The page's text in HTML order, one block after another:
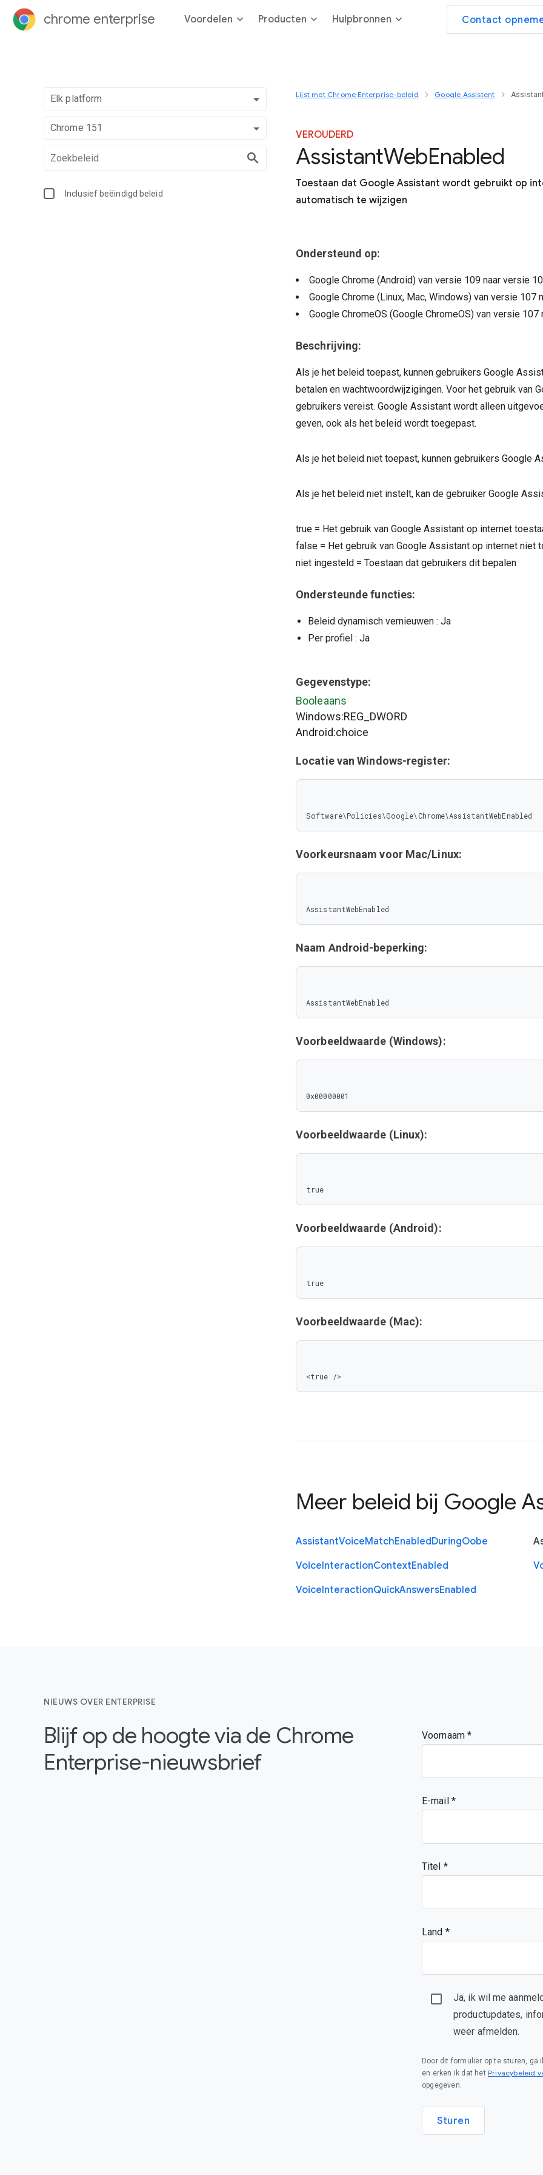
chrome enterprise Voordelen Producten Hulpbronnen Contact
Elk platform
Chrome 151
Inclusief beëindigd beleid
Lijst met Chrome Enterprise-beleid Google Assistent
VEROUDERD
AssistantWebEnabled
Toestaan dat Google Assistant wordt gebruikt op
automatisch te wijzigen
Ondersteund op:
Google Chrome (Android) van versie 109 naar versie
Google Chrome (Linux, Mac, Windows) van versie 107
Google ChromeOS (Google ChromeOS) van versie 107
Beschrijving:
Als je het beleid toepast, kunnen gebruikers Google
betalen en wachtwoordwijzigingen. Voor het gebruik van
gebruikers vereist. Google Assistant wordt alleen
geven, ook als het beleid wordt toegepast.
Als je het beleid niet toepast, kunnen gebruikers Google
Als je het beleid niet instelt, kan de gebruiker Google
true = Het gebruik van Google Assistant op internet
false = Het gebruik van Google Assistant op internet niet
niet ingesteld = Toestaan dat gebruikers dit bepalen
Ondersteunde functies:
Beleid dynamisch vernieuwen : Ja
Per profiel : Ja
Gegevenstype:
Booleaans
Windows:REG_DWORD
Android:choice
Locatie van Windows-register:
Software\Policies\Google\Chrome\AssistantWebEnabled
Voorkeursnaam voor Mac/Linux:
AssistantWebEnabled
Naam Android-beperking:
AssistantWebEnabled
Voorbeeldwaarde (Windows):
0x00000001
Voorbeeldwaarde (Linux):
true
Voorbeeldwaarde (Android):
true
Voorbeeldwaarde (Mac):
<true />
Meer beleid bij Google
AssistantVoiceMatchEnabledDuringOobe
VoiceInteractionContextEnabled
VoiceInteractionQuickAnswersEnabled
NIEUWS OVER ENTERPRISE
Blijf op de hoogte via de Chrome
Enterprise-nieuwsbrief
Voornaam
E-mail
Titel
Land *
Ja, ik wil me
productupdates,
weer afmelden.
Door dit formulier op te sturen,
en erken ik dat het Privacybeleid
opgegeven.
Sturen